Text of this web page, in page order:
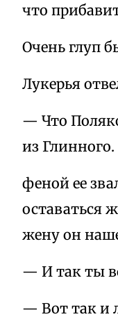
что
Очень глуп
Лукерья
— Что
из Глинного.
феной ее
оставаться
жену он
— И так ты
— Вот так и